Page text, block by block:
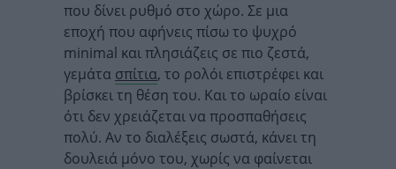
που δίνει ρυθμό στο χώρο. Σε μια
εποχή που αφήνεις πίσω το ψυχρό
minimal και πλησιάζεις σε πιο ζεστά,
γεμάτα σπίτια, το ρολόι επιστρέφει και
βρίσκει τη θέση του. Και το ωραίο είναι
ότι δεν χρειάζεται να προσπαθήσεις
πολύ. Αν το διαλέξεις σωστά, κάνει τη
δουλειά μόνο του, χωρίς να φαίνεται